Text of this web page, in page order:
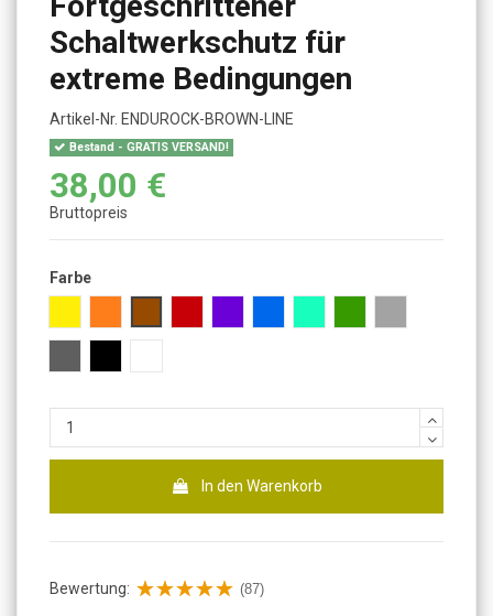
Schaltwerkschutz für
extreme Bedingungen
Artikel-Nr. ENDUROCK-BROWN-LINE
Bestand - GRATIS VERSAND!
38,00 €
Bruttopreis
Farbe
In den Warenkorb
Bewertung: (87)